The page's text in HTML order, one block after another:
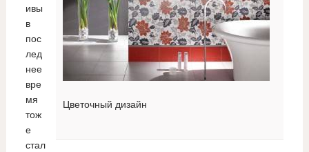
Цветочный дизайн
ивы
в
пос
лед
нее
вре
мя
тож
е
стал